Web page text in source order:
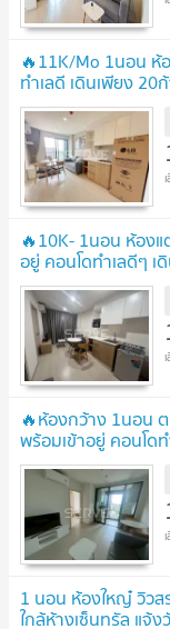
🔥11K/Mo 1นอน ห้
ทำเลดี เดินเพียง 20
Chaengwattana
🔥10K- 1นอน ห้อง
อยู่ คอนโดทำเลดีๆ เ
Chaengwattana
🔥ห้องกว้าง 1นอน
พร้อมเข้าอยู่ คอนโด
Chaengwattana
1 นอน ห้องใหญ๋ วิวส
ใกล้ห้างเซ็นทรัล แจ้